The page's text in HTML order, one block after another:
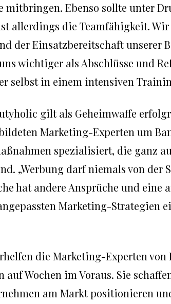
mitbringen. Ebenso sollte unter
allerdings die Teamfähigkeit. Wir
der Einsatzbereitschaft unserer
wichtiger als Abschlüsse und
selbst in einem intensiven
gilt als Geheimwaffe
Marketing-Experten um
spezialisiert, die ganz
„Werbung darf niemals von der
hat andere Ansprüche und eine
Marketing-Strategien
die Marketing-Experten
auf Wochen im Voraus. Sie
am Markt positionieren